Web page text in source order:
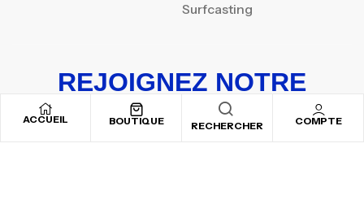
ACCUEIL BOUTIQUE RECHERCHER COMPTE
Surfcasting
REJOIGNEZ NOTRE
NEWSLETTER